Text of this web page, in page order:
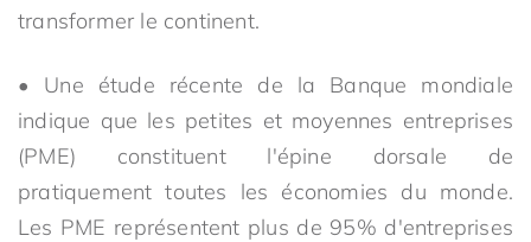
transformer le continent.
• Une étude récente de la Banque mondiale
indique que les petites et moyennes entreprises
(PME) constituent l'épine dorsale de
pratiquement toutes les économies du monde.
Les PME représentent plus de 95% d'entreprises